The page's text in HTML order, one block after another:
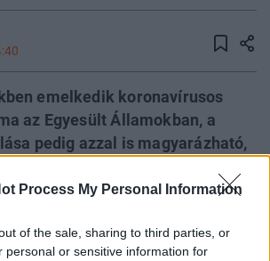
Process My Personal Information
of the sale, sharing to third parties, or
personal or sensitive information for
emelkedik koronavírusos
az Egyesült Államokban, a
pedig azzal is magyarázható,
és inkább a
problémát.